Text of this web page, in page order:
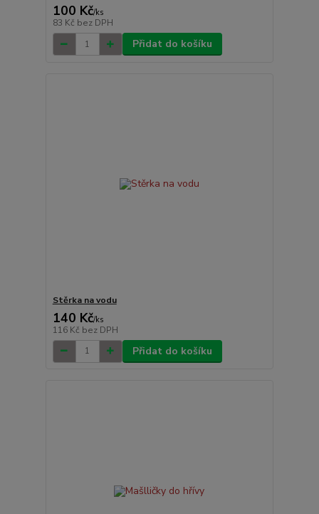
100 Kč/ks
83 Kč bez DPH
Přidat do košíku
Stěrka na vodu
140 Kč/ks
116 Kč bez DPH
Přidat do košíku